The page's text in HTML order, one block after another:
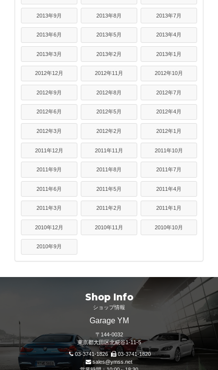
2013年9月 2013年8月 2013年7月
2013年6月 2013年5月 2013年4月
2013年3月 2013年2月 2013年1月
2012年12月 2012年11月 2012年10月
2012年9月 2012年8月 2012年7月
2012年6月 2012年5月 2012年4月
2012年3月 2012年2月 2012年1月
2011年12月 2011年11月 2011年10月
2011年9月 2011年8月 2011年7月
2011年6月 2011年5月 2011年4月
2011年3月 2011年2月 2011年1月
2010年12月 2010年11月 2010年10月
2010年9月
Shop Info
ショップ情報
Garage YM
〒144-0032
東京都大田区北糀谷1-11-5
03-3741-1826
03-3741-1820
sales@ymss.net